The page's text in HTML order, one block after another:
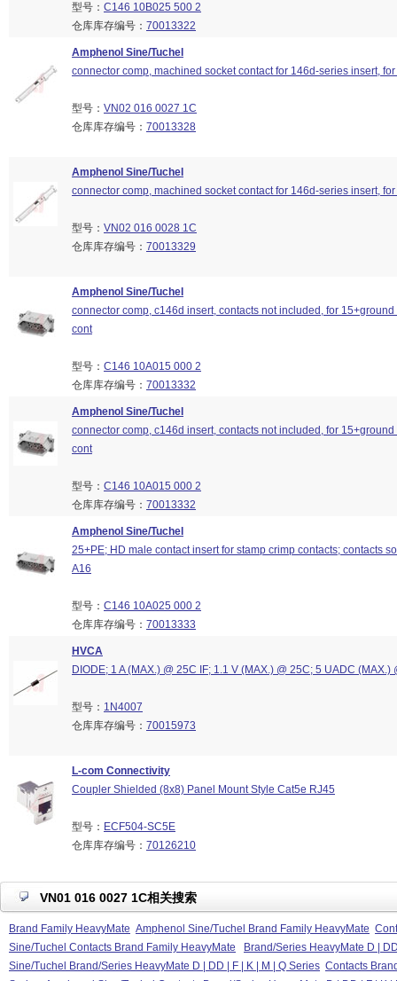
型号： C146 10B025 500 2
仓库库存编号： 70013322
Amphenol Sine/Tuchel
connector comp, machined socket contact for 146d-series insert,
型号： VN02 016 0027 1C
仓库库存编号： 70013328
Amphenol Sine/Tuchel
connector comp, machined socket contact for 146d-series insert,
型号： VN02 016 0028 1C
仓库库存编号： 70013329
Amphenol Sine/Tuchel
connector comp, c146d insert, contacts not included, for
cont
型号： C146 10A015 000 2
仓库库存编号： 70013332
Amphenol Sine/Tuchel
connector comp, c146d insert, contacts not included, for
cont
型号： C146 10A015 000 2
仓库库存编号： 70013332
Amphenol Sine/Tuchel
25+PE; HD male contact insert for stamp crimp contacts; contacts
A16
型号： C146 10A025 000 2
仓库库存编号： 70013333
HVCA
DIODE; 1 A (MAX.) @ 25C IF; 1.1 V (MAX.) @ 25C; 5 UADC (MAX.)
型号： 1N4007
仓库库存编号： 70015973
L-com Connectivity
Coupler Shielded (8x8) Panel Mount Style Cat5e RJ45
型号： ECF504-SC5E
仓库库存编号： 70126210
VN01 016 0027 1C相关搜索
Brand Family HeavyMate Amphenol Sine/Tuchel Brand Family HeavyMate
Sine/Tuchel Contacts Brand Family HeavyMate
Brand/Series HeavyMate D |
Sine/Tuchel Brand/Series HeavyMate D | DD | F | K | M | Q Series Contacts